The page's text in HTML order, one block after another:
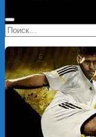
Найти: